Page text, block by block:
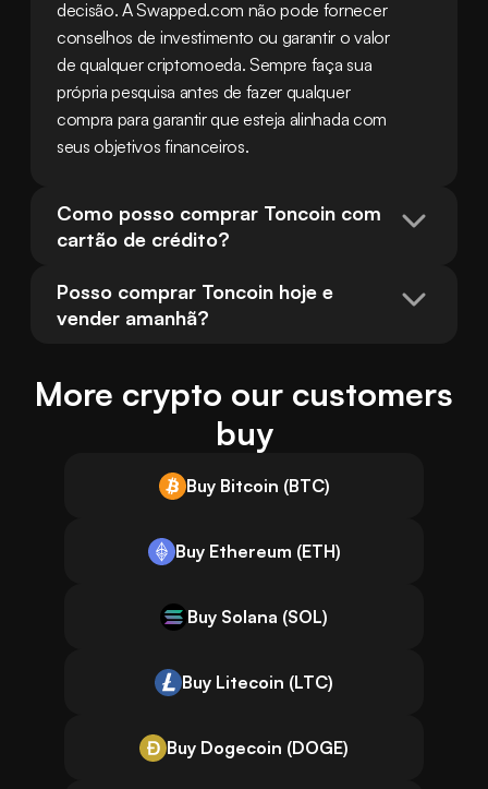
decisão. A Swapped.com não pode fornecer
conselhos de investimento ou garantir o valor
de qualquer criptomoeda. Sempre faça sua
própria pesquisa antes de fazer qualquer
compra para garantir que esteja alinhada com
seus objetivos financeiros.
Como posso comprar Toncoin com
cartão de crédito?
Posso comprar Toncoin hoje e
vender amanhã?
More crypto our customers
buy
Buy Bitcoin (BTC)
Buy Ethereum (ETH)
Buy Solana (SOL)
Buy Litecoin (LTC)
Buy Dogecoin (DOGE)